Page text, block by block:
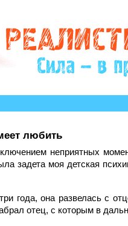
которых остро
любить
неприятных
задета моя детская
года, она развелась с
отец, с которым в